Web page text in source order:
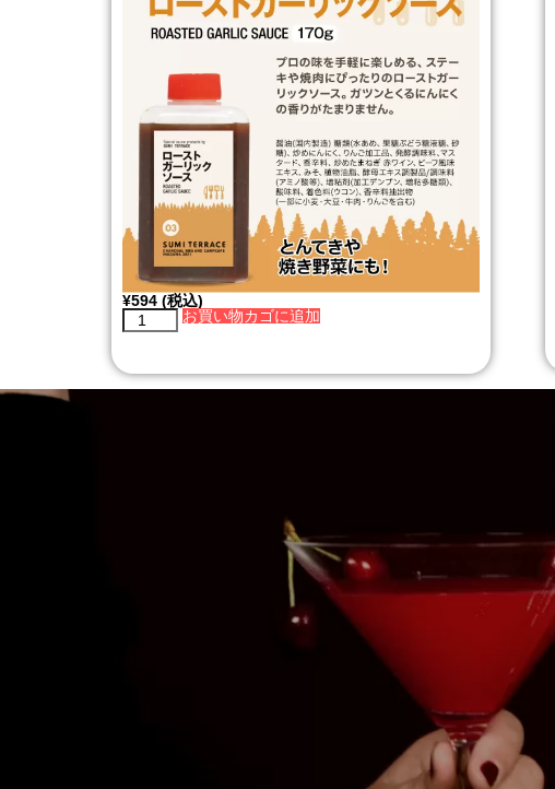
¥594 (税込)
お買い物カゴに追加